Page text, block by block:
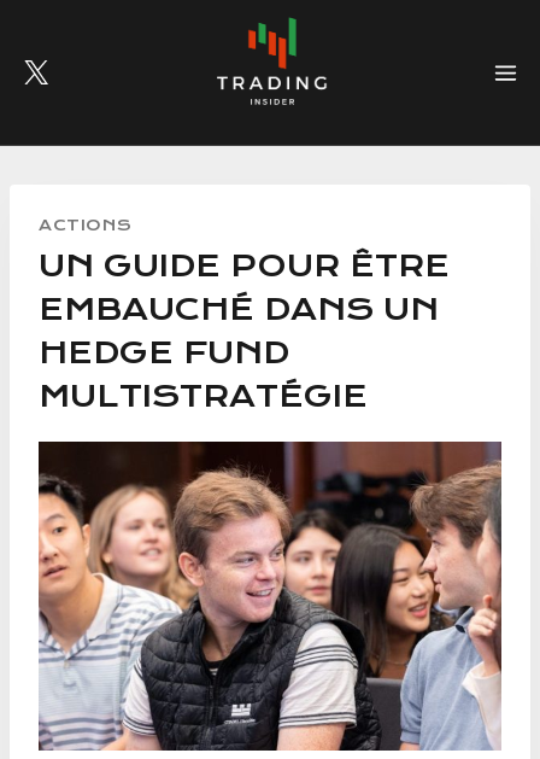
content
ACTIONS
UN GUIDE POUR ÊTRE
EMBAUCHÉ DANS UN
HEDGE FUND
MULTISTRATÉGIE